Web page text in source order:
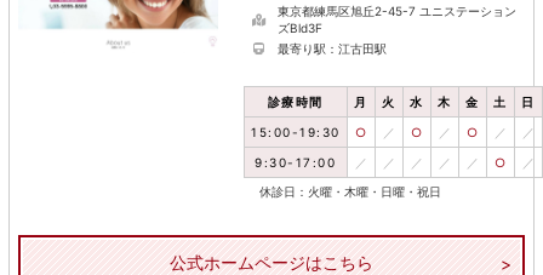
東京都練馬区旭丘2-45-7 ユニステーション
ズBld3F
最寄り駅：江古田駅
診療時間 月 火 水 木 金 土 日
15:00-19:30 ○ ／ ○ ／ ○ ／ ／
9:30-17:00 ／ ／ ／ ／ ／ ○ ／
休診日：火曜・木曜・日曜・祝日
公式ホームページはこちら